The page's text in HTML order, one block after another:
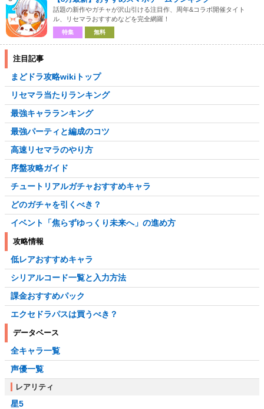
話題の新作やガチャが沢山引ける注目作、周年&コラボ開催タイト
ル、リセマラおすすめなどを完全網羅！
特集 無料
注目記事
まどドラ攻略wikiトップ
リセマラ当たりランキング
最強キャラランキング
最強パーティと編成のコツ
高速リセマラのやり方
序盤攻略ガイド
チュートリアルガチャおすすめキャラ
どのガチャを引くべき？
イベント「焦らずゆっくり未来へ」の進め方
攻略情報
低レアおすすめキャラ
シリアルコード一覧と入力方法
課金おすすめパック
エクセドラパスは買うべき？
データベース
全キャラ一覧
声優一覧
レアリティ
星5